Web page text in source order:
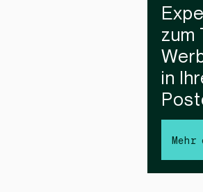
zum
in
Mehr